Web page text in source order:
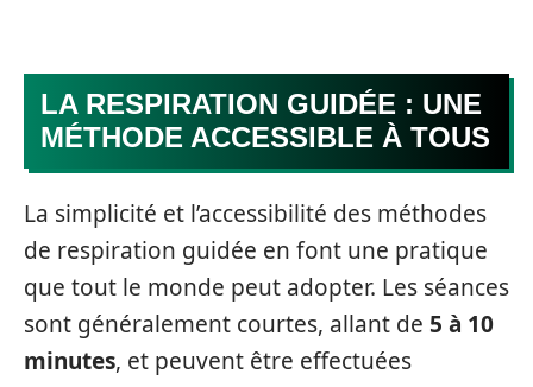
LA RESPIRATION GUIDÉE : UNE
MÉTHODE ACCESSIBLE À TOUS
La simplicité et l’accessibilité des méthodes
de respiration guidée en font une pratique
que tout le monde peut adopter. Les séances
sont généralement courtes, allant de 5 à 10
minutes, et peuvent être effectuées